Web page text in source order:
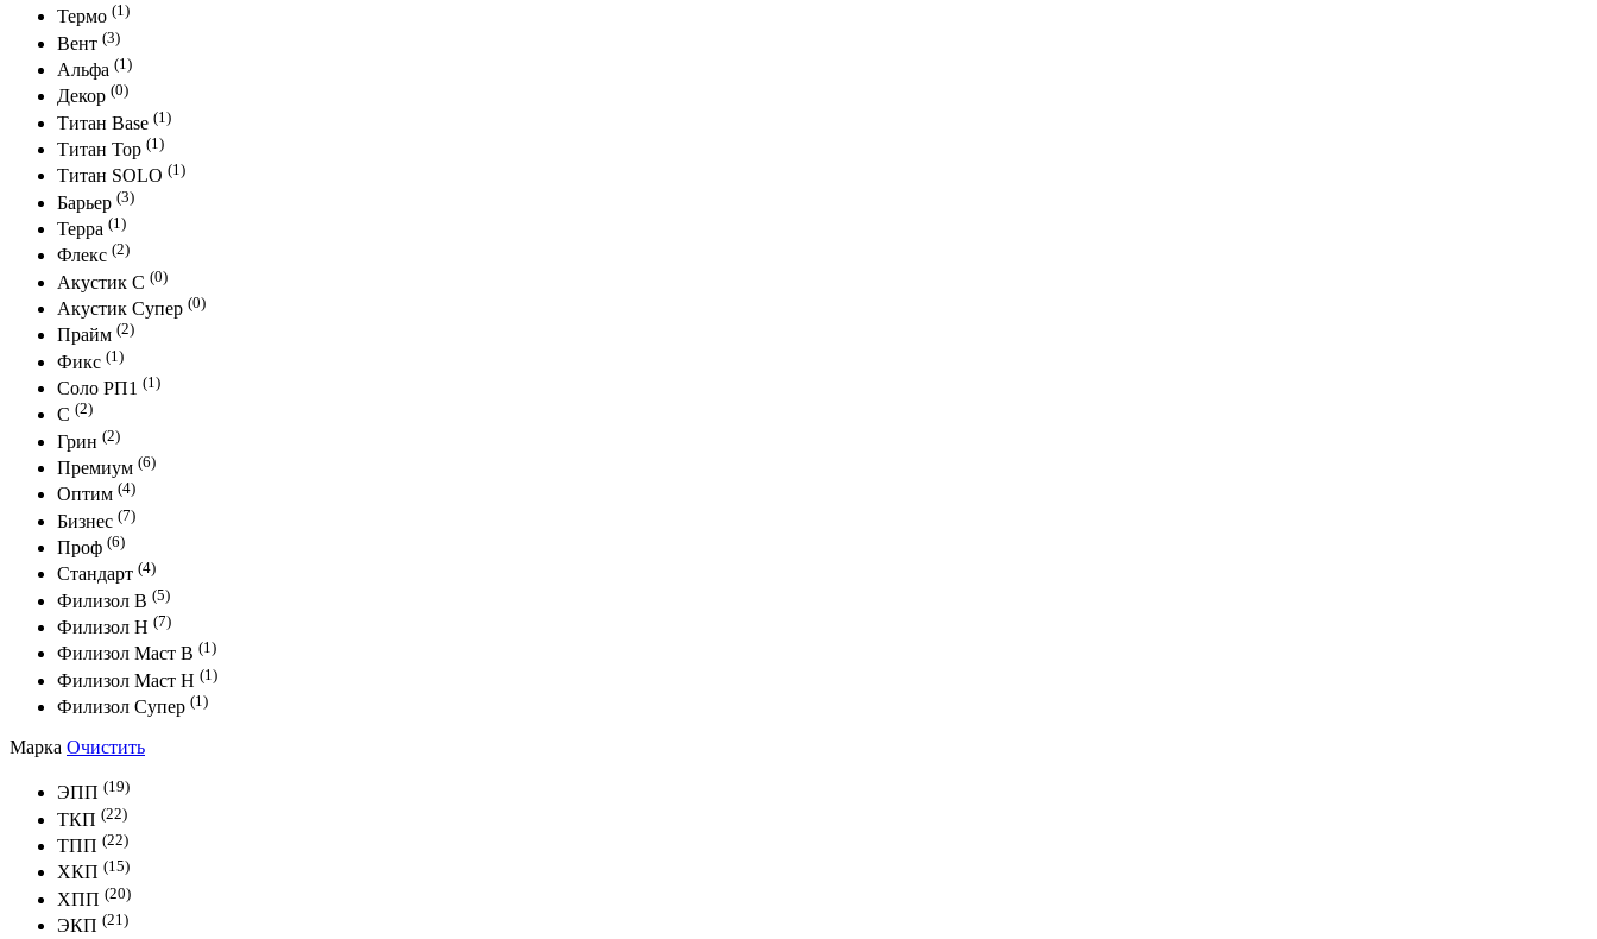
Термо (1)
Вент (3)
Альфа (1)
Декор (0)
Титан Base (1)
Титан Top (1)
Титан SOLO (1)
Барьер (3)
Терра (1)
Флекс (2)
Акустик С (0)
Акустик Супер (0)
Прайм (2)
Фикс (1)
Соло РП1 (1)
С (2)
Грин (2)
Премиум (6)
Оптим (4)
Бизнес (7)
Проф (6)
Стандарт (4)
Филизол В (5)
Филизол Н (7)
Филизол Маст В (1)
Филизол Маст Н (1)
Филизол Супер (1)
Марка Очистить
ЭПП (19)
ТКП (22)
ТПП (22)
ХКП (15)
ХПП (20)
ЭКП (21)